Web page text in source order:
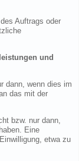
Auftrags oder
und
dann, wenn dies im
das mit der
bzw. nur dann,
Eine
etwa zu